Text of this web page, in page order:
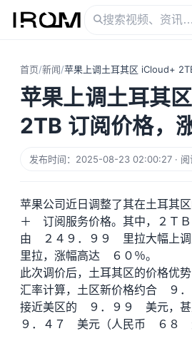
首页/新闻/
苹果上调土耳其
2TB 订阅价格，
发布时间：2025-08-23 02:00:27 · 阅
苹果公司近日调整了其在土耳其
＋ 订阅服务价格。其中，２Ｔ
由 ２４９．９９ 里拉大幅上
里拉，涨幅高达 ６０％。
此次调价后，土耳其区的价格优
汇率计算，土区新价格约合 ９
接近美区的 ９．９９ 美元，
９．４７ 美元（人民币 ６８